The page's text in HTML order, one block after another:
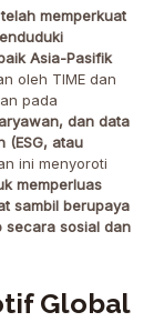
memperkuat
Asia-Pasifik
oleh TIME dan
pada
dan data
(ESG, atau
ini menyoroti
memperluas
sambil berupaya
secara sosial dan
Global